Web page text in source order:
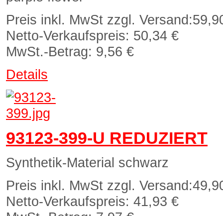
Preis inkl. MwSt zzgl. Versand:
Netto-Verkaufspreis: 50,34 €
MwSt.-Betrag: 9,56 €
Details
93123-399-U REDUZIERT
Synthetik-Material schwarz
Preis inkl. MwSt zzgl. Versand:
Netto-Verkaufspreis: 41,93 €